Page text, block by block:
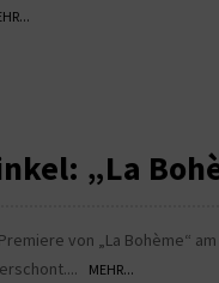
„La
von „La Bohème“
MEHR...